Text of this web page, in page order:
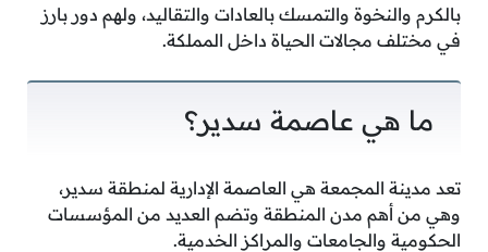
بالكرم والنخوة والتمسك بالعادات والتقاليد، ولهم دور بارز
في مختلف مجالات الحياة داخل المملكة.
ما هي عاصمة سدير؟
تعد مدينة المجمعة هي العاصمة الإدارية لمنطقة سدير،
وهي من أهم مدن المنطقة وتضم العديد من المؤسسات
الحكومية والجامعات والمراكز الخدمية.